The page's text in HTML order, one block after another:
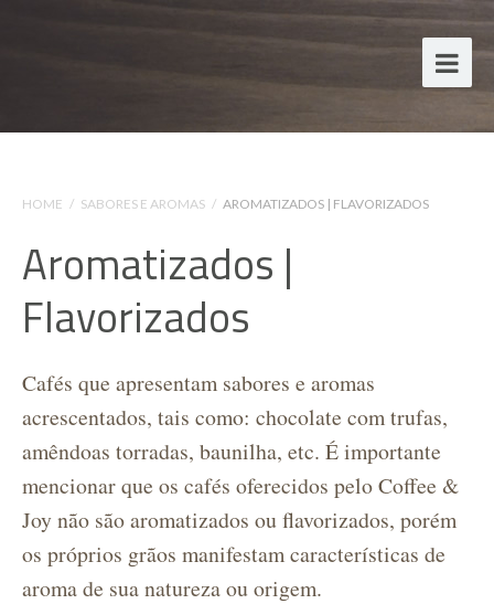
HOME / SABORES E AROMAS / AROMATIZADOS | FLAVORIZADOS
Aromatizados |
Flavorizados
Cafés que apresentam sabores e aromas
acrescentados, tais como: chocolate com trufas,
amêndoas torradas, baunilha, etc. É importante
mencionar que os cafés oferecidos pelo Coffee &
Joy não são aromatizados ou flavorizados, porém
os próprios grãos manifestam características de
aroma de sua natureza ou origem.